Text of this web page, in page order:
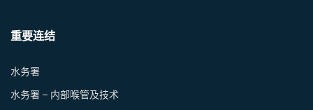
重要连结
水务署
水务署 – 内部喉管及技术